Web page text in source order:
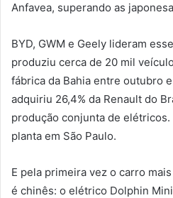
Anfavea, superando as
BYD, GWM e Geely lideram
produziu cerca de 20 mil
fábrica da Bahia entre outubro
adquiriu 26,4% da Renault do
produção conjunta de elétricos.
planta em São Paulo.
E pela primeira vez o carro
é chinês: o elétrico Dolphin